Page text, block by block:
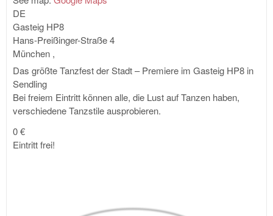
DE
Gasteig HP8
Hans-Preißinger-Straße 4
München ,
Das größte Tanzfest der Stadt – Premiere im Gasteig HP8 in
Sendling
Bei freiem Eintritt können alle, die Lust auf Tanzen haben,
verschiedene Tanzstile ausprobieren.
0 €
Eintritt frei!